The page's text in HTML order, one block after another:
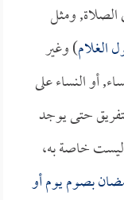
ومثل
الغلام) وغير
أو النساء على
حتى يوجد
خاصة به،
بصوم يوم أو